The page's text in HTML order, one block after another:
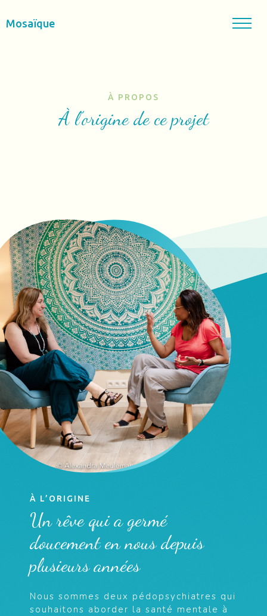
Mosaïque
À PROPOS
À l’origine de ce projet
À L’ORIGINE
Un rêve qui a germé
doucement en nous depuis
plusieurs années
Nous sommes deux pédopsychiatres qui
souhaitons aborder la santé mentale à